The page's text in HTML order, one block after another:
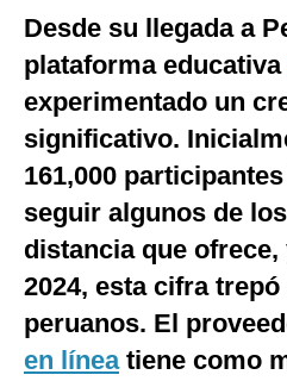
México
España
Internacional
Tecnología
Club del Suscriptor
G de Gestión
Notas Contratadas
Desde su llegada a
plataforma educativa
experimentado un
significativo.
161,000
seguir algunos de
distancia que
2024, esta cifra
peruanos. El
en líneatiene como